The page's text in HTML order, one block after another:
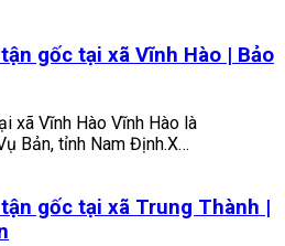
gốc tại xã Vĩnh Hào | Bảo
xã Vĩnh Hào Vĩnh Hào là
Bản, tỉnh Nam Định.X…
gốc tại xã Trung Thành |